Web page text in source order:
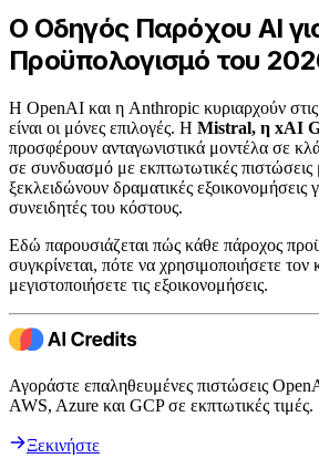
Ο Οδηγός Παρόχου AI
Προϋπολογισμό του
Η OpenAI και η Anthropic κυριαρχούν στις
είναι οι μόνες επιλογές. Η Mistral, η xAI
προσφέρουν ανταγωνιστικά μοντέλα σε
σε συνδυασμό με εκπτωτωτικές
ξεκλειδώνουν δραματικές εξοικονομήσεις
συνειδητές του κόστους.
Εδώ παρουσιάζεται πώς κάθε πάροχος
συγκρίνεται, πότε να χρησιμοποιήσετε
μεγιστοποιήσετε τις εξοικονομήσεις.
Αγοράστε επαληθευμένες πιστώσεις
AWS, Azure και GCP σε εκπτωτικές τιμές.
Ξεκινήστε